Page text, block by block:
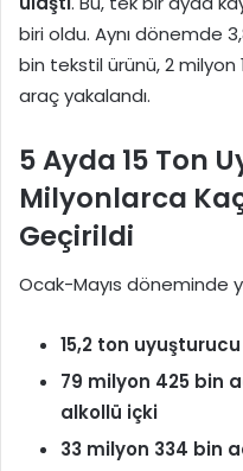
biri oldu. Aynı dönemde
bin tekstil ürünü, 2 milyon
araç yakalandı.
5 Ayda 15 Ton
Milyonlarca
Geçirildi
Ocak-Mayıs döneminde
15,2 ton
79 milyon 425 bin
alkollü içki
33 milyon 334 bin